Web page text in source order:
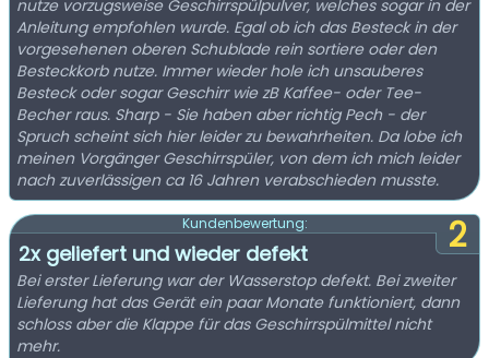
nutze vorzugsweise Geschirrspülpulver, welches sogar in der
Anleitung empfohlen wurde. Egal ob ich das Besteck in der
vorgesehenen oberen Schublade rein sortiere oder den
Besteckkorb nutze. Immer wieder hole ich unsauberes
Besteck oder sogar Geschirr wie zB Kaffee- oder Tee-
Becher raus. Sharp - Sie haben aber richtig Pech - der
Spruch scheint sich hier leider zu bewahrheiten. Da lobe ich
meinen Vorgänger Geschirrspüler, von dem ich mich leider
nach zuverlässigen ca 16 Jahren verabschieden musste.
2
Kundenbewertung:
2x geliefert und wieder defekt
Bei erster Lieferung war der Wasserstop defekt. Bei zweiter
Lieferung hat das Gerät ein paar Monate funktioniert, dann
schloss aber die Klappe für das Geschirrspülmittel nicht
mehr.